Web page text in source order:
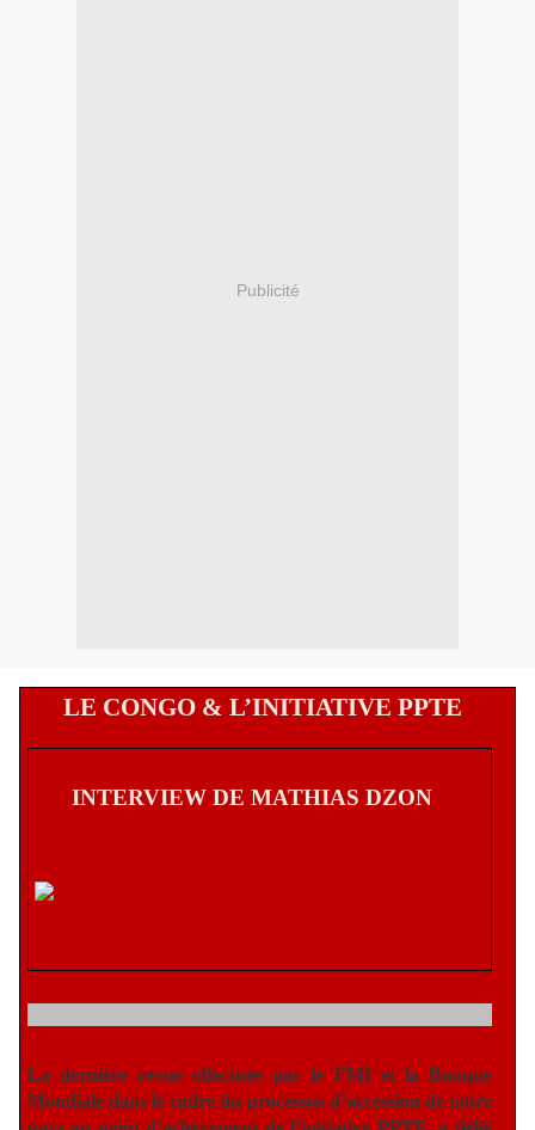
Publicité
LE CONGO & L’INITIATIVE PPTE
INTERVIEW DE MATHIAS DZON
La dernière revue effectuée par le FMI et la Banque
Mondiale dans le cadre du processus d’accession de notre